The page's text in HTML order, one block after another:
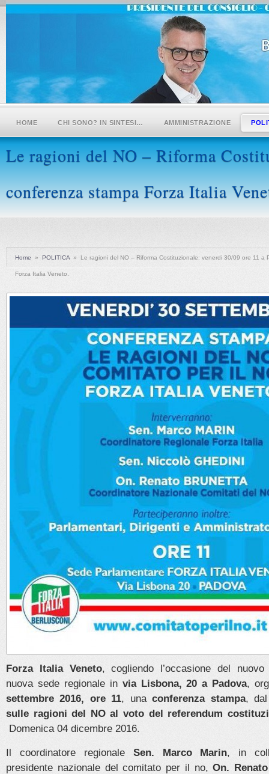
HOME CHI SONO? IN SINTESI… AMMINISTRAZIONE
Le ragioni del NO – Riforma
conferenza stampa Forza Italia
Home » POLITICA » Le ragioni del NO – Riforma Costituzionale: venerdi 30/09 ore 11 a
Forza Italia Veneto.
Forza Italia Veneto, cogliendo l’occasione del nuovo
nuova sede regionale in via Lisbona, 20 a Padova,
settembre 2016, ore 11, unaconferenza stampa, dal
sulle ragioni del NO al voto del referendum
Domenica 04 dicembre 2016.
Il coordinatore regionale Sen. Marco Marin, in
presidente nazionale del comitato per il no,On.